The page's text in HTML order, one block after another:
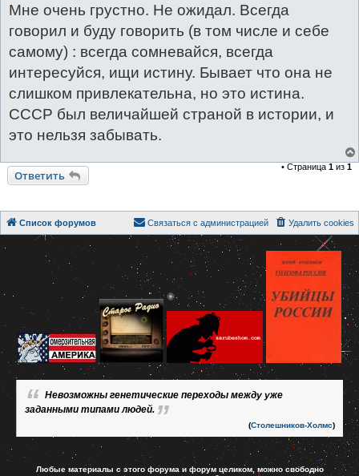
Мне очень грустно. Не ожидал. Всегда
говорил и буду говорить (в том числе и себе
самому) : всегда сомневайся, всегда
интересуйся, ищи истину. Бывает что она не
слишком привлекательна, но это истина.
СССР был величайшей страной в истории, и
это нельзя забывать.
Ответить
• Страница 1 из 1
Список форумов Удалить cookies
Связаться с администрацией
Невозможны генетические переходы между уже
заданными типами людей.
(Столешников-Холмс)
Любые материалы с этого форума и форум целиком, можно свободно